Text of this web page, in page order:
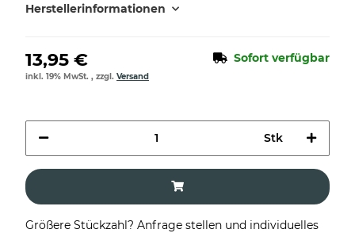
Herstellerinformationen
13,95 € Sofort verfügbar
inkl. 19% MwSt. , zzgl. Versand
Stk
Größere Stückzahl? Anfrage stellen und individuelles